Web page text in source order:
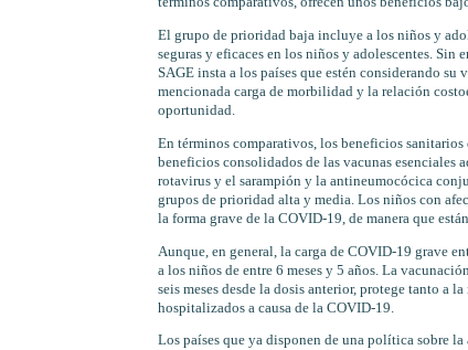
El grupo de prioridad baja incluye a los niños y
seguras y eficaces en los niños y adolescentes. Sin
SAGE insta a los países que estén considerando
mencionada carga de morbilidad y la relación
oportunidad.
En términos comparativos, los beneficios sanitarios
beneficios consolidados de las vacunas esenciales
rotavirus y el sarampión y la antineumocócica
grupos de prioridad alta y media. Los niños con
la forma grave de la COVID-19, de manera que
Aunque, en general, la carga de COVID-19 grave
a los niños de entre 6 meses y 5 años. La
seis meses desde la dosis anterior, protege tanto a
hospitalizados a causa de la COVID-19.
Los países que ya disponen de una política sobre